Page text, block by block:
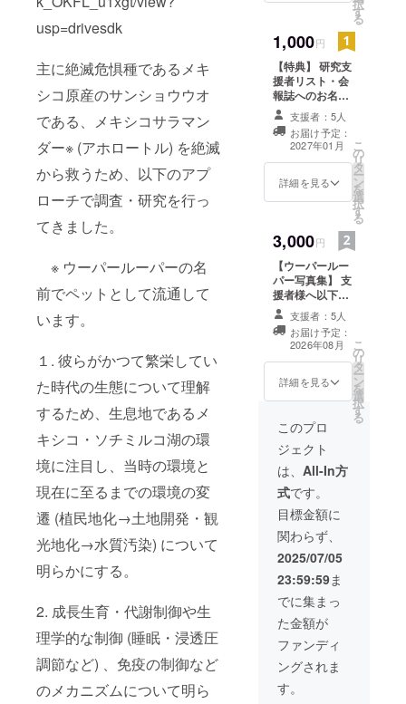
usp=drivesdk
主に絶滅危惧種であるメキ
シコ原産のサンショウウオ
である、メキシコサラマン
ダー※ (アホロートル) を絶滅
から救うため、以下のアプ
ローチで調査・研究を行っ
てきました。
※ ウーパールーパーの名
前でペットとして流通して
います。
１. 彼らがかつて繁栄してい
た時代の生態について理解
するため、生息地であるメ
キシコ・ソチミルコ湖の環
境に注目し、当時の環境と
現在に至るまでの環境の変
遷 (植民地化→土地開発・観
光地化→水質汚染) について
明らかにする。
2. 成長生育・代謝制御や生
理学的な制御 (睡眠・浸透圧
調節など) 、免疫の制御など
のメカニズムについて明ら
2027年1月1日ま
2026年8月1日〜
2027年1月1日ま
で ・支援時、必
ずご連絡先・相
談内容の詳細を
ご記入くださ
い。そちらに返
信し、開始いた
します。 ・実施
法： ハルラボ
DM (開放中) に
※ 期間中、可能
な範囲で随時対
応中。 ・ＤM
先：
https://x.com/la
b_new2
択
す
る
1,000円
【特典】 研究支
援者リスト・会
報誌へのお名前
（ニックネーム,
ハンドルネー
ム）を掲載しま
す。 ・掲載期
間：2027年1
月〜事業が存続
する限り掲載 ・
コンイラスト) ・
支援時、必ず備
考欄に希望され
るお名前をご記
入ください。
支援者：5人
お届け予定：
2027年01月
詳細を見る
こ
の
リ
タ
ー
ン
を
選
択
す
る
3,000円
【ウーパールー
パー写真集】 支
援者様へ以下の
写真集をご提供
いたします。 ・
配布開始: 2026
年8月から順次
・Pdf形式 (A4:
W210mm×297
援時、備考欄に
お名前をご記入
下さい。当ラボ
のメールアドレ
ス
(sugiyama.haru
ka.axoltl@gmail
.comよりご連絡
いたします。
支援者：5人
お届け予定：
2026年08月
詳細を見る
こ
の
リ
タ
ー
ン
を
選
択
す
る
このプロ
ジェクト
は、 All-In方
式です。
目標金額に
関わらず、
2025/07/05
23:59:59ま
でに集まっ
た金額が
ファンディ
ングされま
す。